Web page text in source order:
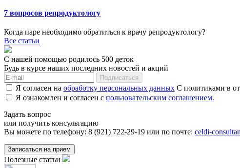
7 вопросов репродуктологу
Когда паре необходимо обратиться к врачу репродуктологу?
Все статьи
С нашей помощью родилось 500 деток
Будь в курсе наших последних новостей и акций
Я согласен на обработку персональных данных С политиками в
Я ознакомлен и согласен с пользовательским соглашением.
Задать вопрос
или получить консультацию
Вы можете по телефону: 8 (921) 722-29-19 или по почте: celdi-
Записаться на прием
Полезные статьи